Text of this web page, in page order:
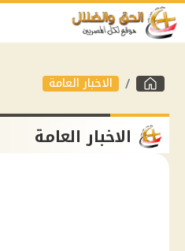
الاخبار العامة
الاخبار العامة